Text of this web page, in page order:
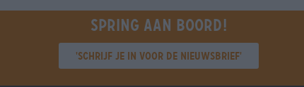
Spring aan boord!
'Schrijf je in voor de nieuwsbrief'